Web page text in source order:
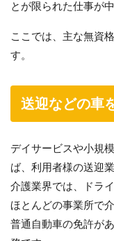
とが限られた仕事が中
ここでは、主な無資
す。
送迎などの車
デイサービスや小規
ば、利用者様の送迎
介護業界では、ドラ
ほとんどの事業所で
普通自動車の免許が